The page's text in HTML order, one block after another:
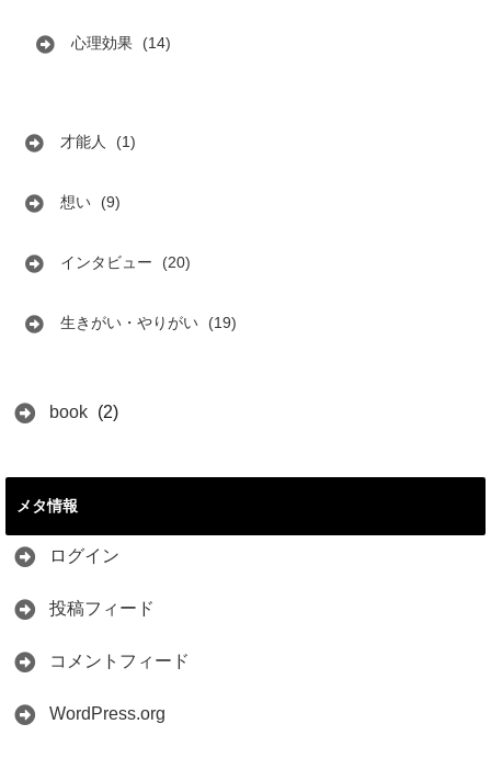
心理効果 (14)
才能人 (1)
想い (9)
インタビュー (20)
生きがい・やりがい (19)
book (2)
メタ情報
ログイン
投稿フィード
コメントフィード
WordPress.org